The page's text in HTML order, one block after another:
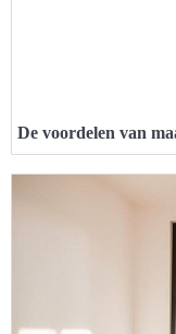
De voordelen van